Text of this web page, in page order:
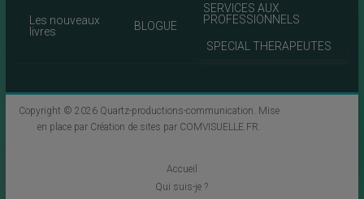
Les nouveaux
livres
BLOGUE
SERVICES AUX
PROFESSIONNELS
SPECIAL THERAPEUTES
Copyright © 2026 Quartz-productions-communication . Mise
en place par Création de sites par COMVISUELLE.FR
Accueil
Qui suis-je ?